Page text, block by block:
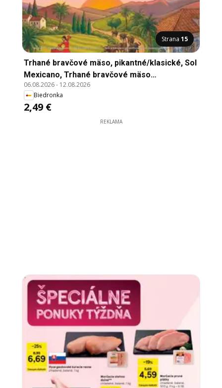
Strana 15
Trhané bravčové mäso, pikantné/klasické, Sol
Mexicano, Trhané bravčové mäso
pikantné/klasické Sol Mexicano 280 g
06.08.2026- 12.08.2026
Biedronka
2,49 €
REKLAMA